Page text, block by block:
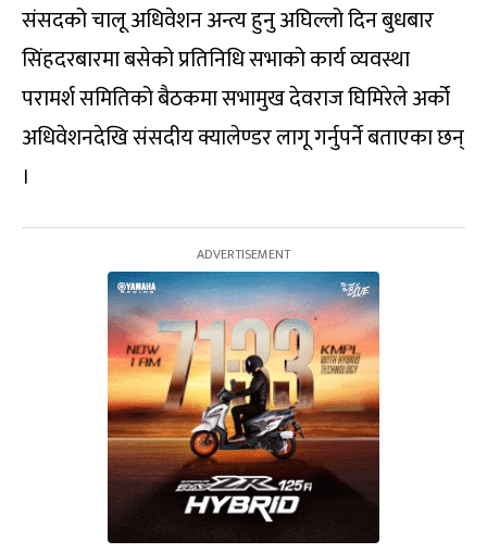
संसदको चालू अधिवेशन अन्त्य हुनु अघिल्लो दिन बुधबार
सिंहदरबारमा बसेको प्रतिनिधि सभाको कार्य व्यवस्था
परामर्श समितिको बैठकमा सभामुख देवराज घिमिरेले अर्को
अधिवेशनदेखि संसदीय क्यालेण्डर लागू गर्नुपर्ने बताएका छन्
।